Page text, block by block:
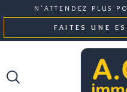
à
la
au
menu
au
contenu
N'ATTENDEZ PLUS
FAITES UNE